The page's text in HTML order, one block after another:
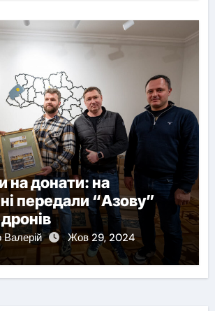
на донати: на
передали “Азову”
Валерій Жов 29, 2024